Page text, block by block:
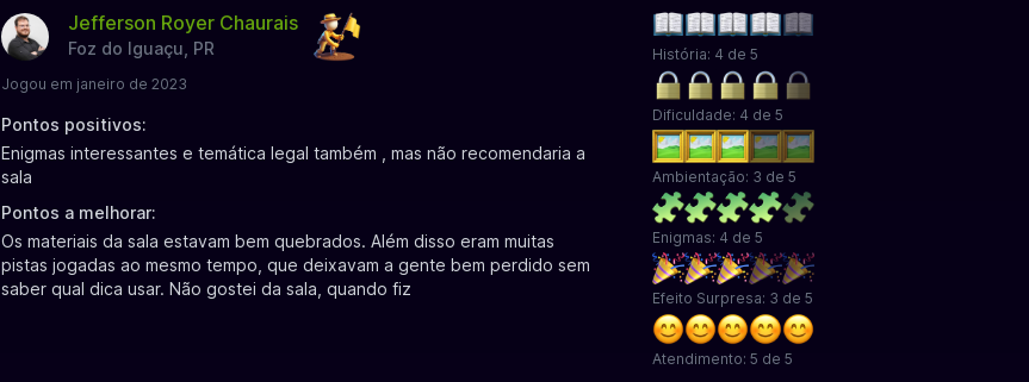
Jefferson Royer Chaurais
Foz do Iguaçu, PR
Jogou em janeiro de 2023
Pontos positivos:
Enigmas interessantes e temática legal também , mas não recomendaria a
sala
Pontos a melhorar:
Os materiais da sala estavam bem quebrados. Além disso eram muitas
pistas jogadas ao mesmo tempo, que deixavam a gente bem perdido sem
saber qual dica usar. Não gostei da sala, quando fiz
História: 4 de 5
Dificuldade: 4 de 5
Ambientação: 3 de 5
Enigmas: 4 de 5
Efeito Surpresa: 3 de 5
Atendimento: 5 de 5